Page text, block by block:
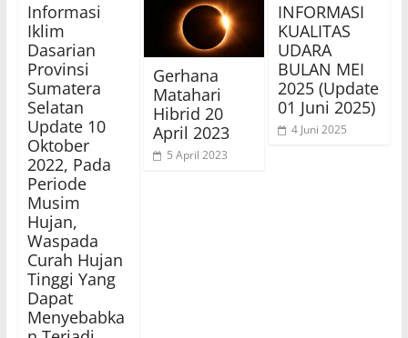
Informasi
Iklim
Dasarian
Provinsi
Sumatera
Selatan
Update 10
Oktober
2022, Pada
Periode
Musim
Hujan,
Waspada
Curah Hujan
Tinggi Yang
Dapat
Menyebabka
Gerhana
Matahari
Hibrid 20
April 2023
5 April 2023
INFORMASI
KUALITAS
UDARA
BULAN MEI
2025 (Update
01 Juni 2025)
4 Juni 2025